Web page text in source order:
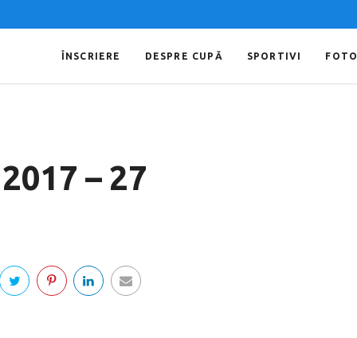
ÎNSCRIERE DESPRE CUPĂ SPORTIVI
– 27